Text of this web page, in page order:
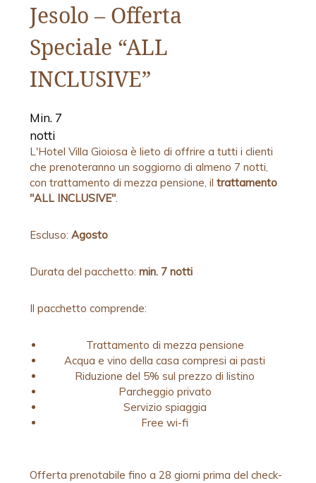
Jesolo – Offerta
Speciale “ALL
INCLUSIVE”
Min. 7
notti
L'Hotel Villa Gioiosa è lieto di offrire a tutti i clienti
che prenoteranno un soggiorno di almeno 7 notti,
con trattamento di mezza pensione, iltrattamento
"ALL INCLUSIVE".
Escluso:Agosto
Durata del pacchetto: min. 7 notti
Il pacchetto comprende:
Trattamento di mezza pensione
Acqua e vino della casa compresi ai pasti
Riduzione del 5% sul prezzo di listino
Parcheggio privato
Servizio spiaggia
Free wi-fi
Offerta prenotabile fino a 28 giorni prima del check-